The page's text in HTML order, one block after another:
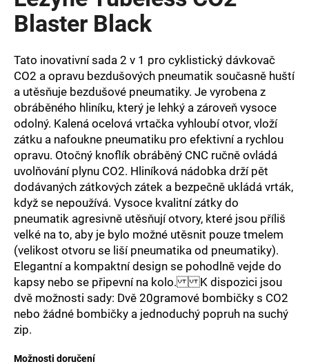
0,0
hvězdiček.
Blaster Black
Tato inovativní sada 2 v 1 pro cyklistický dávkovač
CO2 a opravu bezdušových pneumatik současně huští
a utěsňuje bezdušové pneumatiky. Je vyrobena z
obráběného hliníku, který je lehký a zároveň vysoce
odolný. Kalená ocelová vrtačka vyhloubí otvor, vloží
zátku a nafoukne pneumatiku pro efektivní a rychlou
opravu. Otočný knoflík obráběný CNC ručně ovládá
uvolňování plynu CO2. Hliníková nádobka drží pět
dodávaných zátkových zátek a bezpečně ukládá vrták,
když se nepoužívá. Vysoce kvalitní zátky do
pneumatik agresivně utěsňují otvory, které jsou příliš
velké na to, aby je bylo možné utěsnit pouze tmelem
(velikost otvoru se liší pneumatika od pneumatiky).
Elegantní a kompaktní design se pohodlně vejde do
kapsy nebo se připevní na kolo. K dispozici jsou
dvě možnosti sady: Dvě 20gramové bombičky s CO2
nebo žádné bombičky a jednoduchý popruh na suchý
zip.
Možnosti doručení
a
j
í
t
?
HLEDAT
D
o
p
o
r
u
č
u
e